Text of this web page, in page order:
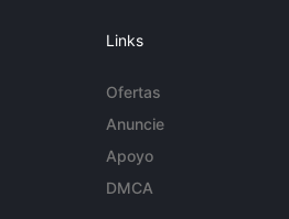
Links
Ofertas
Anuncie
Apoyo
DMCA